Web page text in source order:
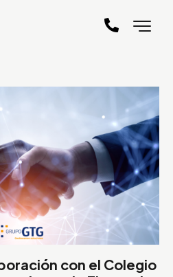
con el Colegio